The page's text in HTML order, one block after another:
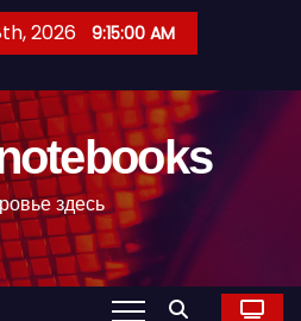
2026 9:15:01 AM
здесь